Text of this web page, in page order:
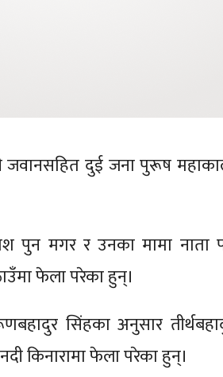
जवानसहित दुई जना पुरूष
पुन मगर र उनका मामा नाता
फेला परेका हुन्।
सिंहका अनुसार
किनारामा फेला परेका हुन्।